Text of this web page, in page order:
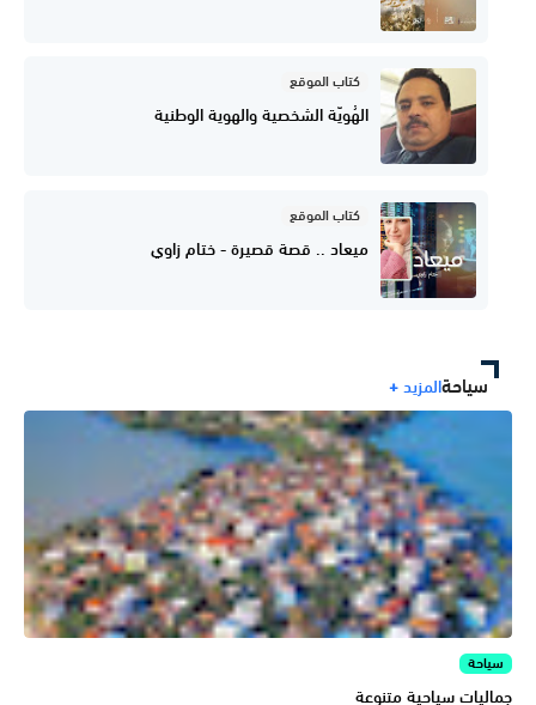
كتاب الموقع
الهُويّة الشخصية والهوية الوطنية
كتاب الموقع
ميعاد .. قصة قصيرة - ختام زاوي
سياحةالمزيد
سياحة
جماليات سياحية متنوعة